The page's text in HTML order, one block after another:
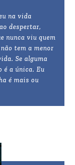
na vida
despertar,
nunca viu quem
tem a menor
Se alguma
é a única. Eu
é mais ou